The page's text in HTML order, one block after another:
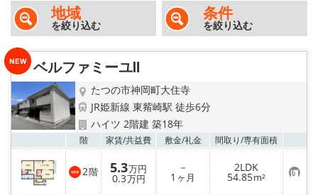
初期費用リーズナブル物件
路線·駅から探す
地域から探す
地図から探す
スタッフ
地域
を絞り込む
条件
を絞り込む
ベルファミーユⅡ
たつの市神岡町大住寺
JR姫新線 東觜崎駅 徒歩6分
ハイツ 2階建 築18年
階 家賃/共益費 敷金/礼金 間取り/専有面積
2階 5.3万円
0.3万円
－
1 ヶ月
2LDK
54.85m² お
気